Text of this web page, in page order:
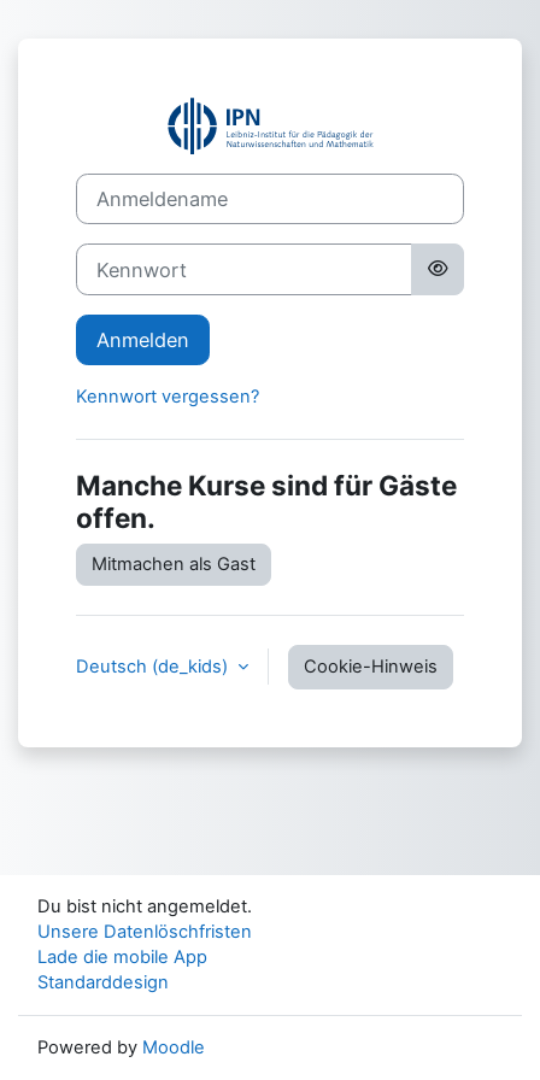
Anmeldename
Kennwort
Anmelden
Kennwort vergessen?
Manche Kurse sind für Gäste
offen.
Mitmachen als Gast
Deutsch ‎(de_kids)‎ Cookie-Hinweis
Du bist nicht angemeldet.
Unsere Datenlöschfristen
Lade die mobile App
Standarddesign
Powered by Moodle